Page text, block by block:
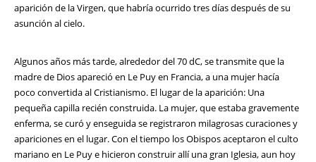
aparición de la Virgen, que habría ocurrido tres días después de su
asunción al cielo.
Algunos años más tarde, alrededor del 70 dC, se transmite que la
madre de Dios apareció en Le Puy en Francia, a una mujer hacía
poco convertida al Cristianismo. El lugar de la aparición: Una
pequeña capilla recién construida. La mujer, que estaba gravemente
enferma, se curó y enseguida se registraron milagrosas curaciones y
apariciones en el lugar. Con el tiempo los Obispos aceptaron el culto
mariano en Le Puy e hicieron construir allí una gran Iglesia, aun hoy